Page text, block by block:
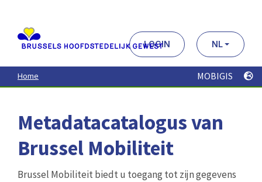
contenu
principal
LOGIN NL
Home MOBIGIS
Metadatacatalogus van
Brussel Mobiliteit
Brussel Mobiliteit biedt u toegang tot zijn gegevens